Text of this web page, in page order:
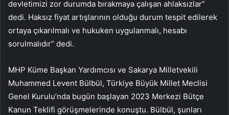
devletimizi zor durumda bırakmaya çalışan ahlaksızlar”
dedi. Haksız fiyat artışlarının olduğu durum tespit edilerek
ortaya çıkarılmalı ve hukuken uygulanmalı, hesabı
sorulmalıdır” dedi.
MHP Küme Başkan Yardımcısı ve Sakarya Milletvekili
Muhammed Levent Bülbül, Türkiye Büyük Millet Meclisi
Genel Kurulu’nda bugün başlayan 2023 Merkezi Bütçe
Kanun Teklifi görüşmelerinde konuştu. Bülbül, şunları